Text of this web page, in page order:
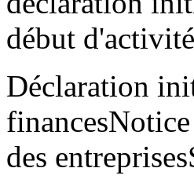
début
Déclaration
des